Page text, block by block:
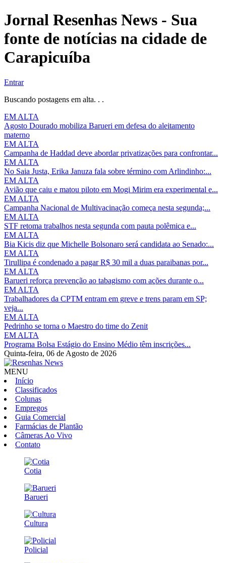
Jornal Resenhas News - Sua
fonte de notícias na cidade de
Carapicuíba
Entrar
Buscando postagens em alta. . .
EM ALTA
Agosto Dourado mobiliza Barueri em defesa do aleitamento
materno
EM ALTA
Campanha de Haddad deve abordar privatizações para confrontar...
EM ALTA
No Saia Justa, Erika Januza fala sobre término com Arlindinho:...
EM ALTA
Avião que caiu e matou piloto em Mogi Mirim era experimental e...
EM ALTA
Campanha Nacional de Multivacinação começa nesta segunda;...
EM ALTA
STF retoma trabalhos nesta segunda com pauta polêmica e...
EM ALTA
Bia Kicis diz que Michelle Bolsonaro será candidata ao Senado:...
EM ALTA
Tirullipa é condenado a pagar R$ 30 mil a duas paraibanas por...
EM ALTA
Barueri reforça prevenção ao tabagismo com ações durante o...
EM ALTA
Trabalhadores da CPTM entram em greve e trens param em SP;
veja...
EM ALTA
Pedrinho se torna o Maestro do time do Zenit
EM ALTA
Programa Bolsa Estágio do Ensino Médio têm inscrições...
Quinta-feira, 06 de Agosto de 2026
MENU
Início
Classificados
Colunas
Empregos
Guia Comercial
Farmácias de Plantão
Câmeras Ao Vivo
Contato
Cotia
Barueri
Cultura
Policial